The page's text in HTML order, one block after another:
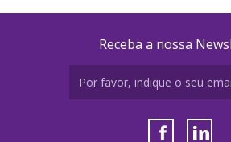
Receba a nossa